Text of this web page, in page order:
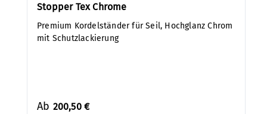
Stopper Tex Chrome
Premium Kordelständer für Seil, Hochglanz Chrom
mit Schutzlackierung
Ab 200,50 €